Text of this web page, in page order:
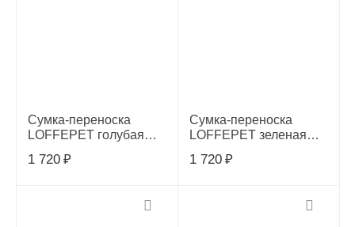
Сумка-переноска
LOFFEPET голубая
00067450
1 720 ₽
Сумка-переноска
LOFFEPET зеленая
00067452
1 720 ₽